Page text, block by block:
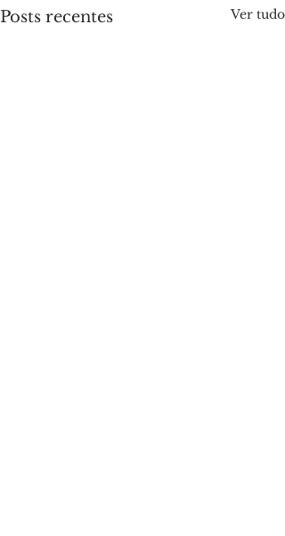
Posts recentes Ver tudo